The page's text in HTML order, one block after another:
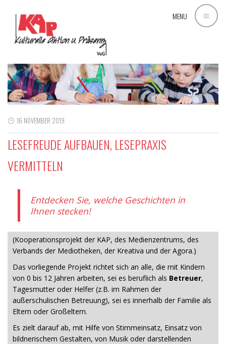
MENU
16 NOVEMBER 2019
LESEFREUDE AUFBAUEN, LESEPRAXIS
VERMITTELN
Entdecken Sie, welche Geschichten in
Ihnen stecken!
(Kooperationsprojekt der KAP, des Medienzentrums, des
Verbands der Mediotheken, der Kreativa und der Agora.)
Das vorliegende Projekt richtet sich an alle, die mit Kindern
von 0 bis 12 Jahren arbeiten, sei es beruflich als Betreuer,
Tagesmutter oder Helfer (z.B. im Rahmen der
außerschulischen Betreuung), sei es innerhalb der Familie als
Eltern oder Großeltern.
Es zielt darauf ab, mit Hilfe von Stimmeinsatz, Einsatz von
bildnerischem Gestalten, von Musik oder darstellenden